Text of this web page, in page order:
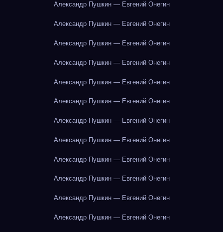
Александр Пушкин — Евгений Онегин
Александр Пушкин — Евгений Онегин
Александр Пушкин — Евгений Онегин
Александр Пушкин — Евгений Онегин
Александр Пушкин — Евгений Онегин
Александр Пушкин — Евгений Онегин
Александр Пушкин — Евгений Онегин
Александр Пушкин — Евгений Онегин
Александр Пушкин — Евгений Онегин
Александр Пушкин — Евгений Онегин
Александр Пушкин — Евгений Онегин
Александр Пушкин — Евгений Онегин